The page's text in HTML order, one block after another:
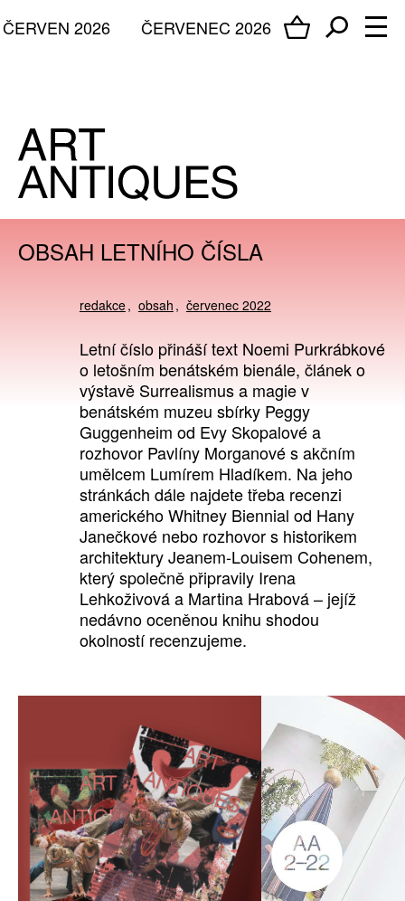
ČERVENEC 2026
ČERVEN 2026
OBSAH LETNÍHO ČÍSLA
redakce obsah červenec 2022
Letní číslo přináší text Noemi Purkrábkové
o letošním benátském bienále, článek o
výstavě Surrealismus a magie v
benátském muzeu sbírky Peggy
Guggenheim od Evy Skopalové a
rozhovor Pavlíny Morganové s akčním
umělcem Lumírem Hladíkem. Na jeho
stránkách dále najdete třeba recenzi
amerického Whitney Biennial od Hany
Janečkové nebo rozhovor s historikem
architektury Jeanem-Louisem Cohenem,
který společně připravily Irena
Lehkoživová a Martina Hrabová – jejíž
nedávno oceněnou knihu shodou
okolností recenzujeme.